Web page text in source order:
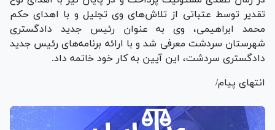
تقدیر توسط عتباتی از تلاش‌های وی تجلیل و با اهدای حکم
محمد ابراهیمی، وی به عنوان رئیس جدید دادگستری
شهرستان سردشت معرفی شد و با ارائه برنامه‌های رئیس جدید
دادگستری سردشت، این آیین به کار خود خاتمه داد.
انتهای پیام/